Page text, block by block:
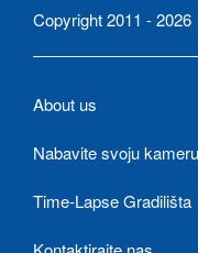
Copyright 2011 - 2026
About us
Nabavite svoju kameru
Time-Lapse Gradilišta